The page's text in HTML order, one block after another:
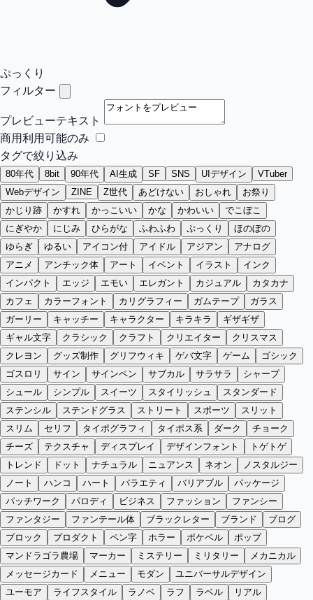
ぷっくり
フィルター
プレビューテキスト
商用利用可能のみ
タグで絞り込み
80年代 8bit 90年代 AI生成 SF SNS UIデザイン
VTuber
Webデザイン
ZINE Z世代 あどけない おしゃれ
お祭り
かじり跡
かすれ かっこいい かな かわいい
でこぼこ
にぎやか
にじみ ひらがな ふわふわ ぷっくり
ほのぼの
ゆらぎ
ゆるい アイコン付 アイドル アジアン
アナログ
アニメ
アンチック体 アート イベント イラスト
インク
インパクト
エッジ エモい エレガント カジュアル
カタカナ
カフェ
カラーフォント カリグラフィー ガムテープ
ガラス
ガーリー
キャッチー キャラクター キラキラ
ギザギザ
ギャル文字
クラシック クラフト クリエイター
クリスマス
クレヨン
グッズ制作 グリフウィキ ゲバ文字 ゲーム
ゴシック
ゴスロリ
サイン サインペン サブカル サラサラ
シャープ
シュール
シンプル スイーツ スタイリッシュ
スタンダード
ステンシル
ステンドグラス ストリート スポーツ
スリット
スリム
セリフ タイポグラフィ タイポス系 ダーク
チョーク
チーズ
テクスチャ ディスプレイ デザインフォント
トゲトゲ
トレンド
ドット ナチュラル ニュアンス ネオン
ノスタルジー
ノート
ハンコ ハート バラエティ バリアブル
パッケージ
パッチワーク
パロディ ビジネス ファッション
ファンシー
ファンタジー
ファンテール体 ブラックレター ブランド
ブログ
ブロック
プロダクト ペン字 ホラー ポケベル
ポップ
マンドラゴラ農場
マーカー ミステリー ミリタリー
メカニカル
メッセージカード
メニュー モダン
ユニバーサルデザイン
ユーモア
ライフスタイル ラノベ ラフ ラベル
リアル